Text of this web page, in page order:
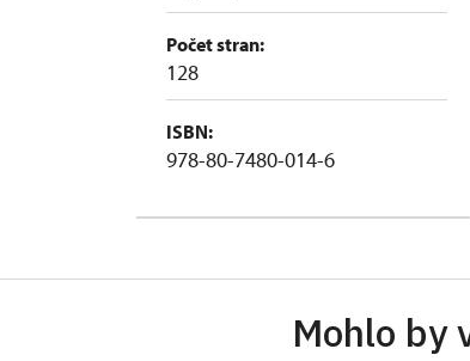
Počet stran:
128
ISBN:
978-80-7480-014-6
Mohlo by